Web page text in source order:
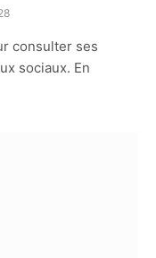
consulter ses
sociaux. En